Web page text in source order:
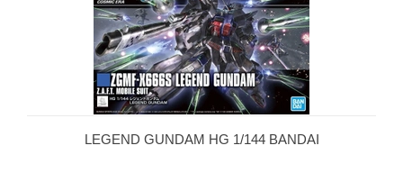
LEGEND GUNDAM HG 1/144 BANDAI